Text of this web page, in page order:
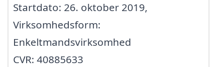
Startdato: 26. oktober 2019,
Virksomhedsform:
Enkeltmandsvirksomhed
CVR: 40885633